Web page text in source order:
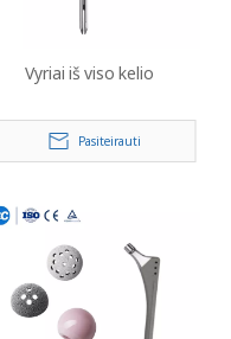
Vyriai iš viso kelio
Pasiteirauti